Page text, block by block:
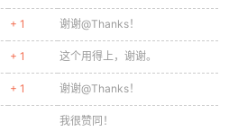
+ 1 谢谢@Thanks！
+ 1 这个用得上，谢谢。
+ 1 谢谢@Thanks！
我很赞同！